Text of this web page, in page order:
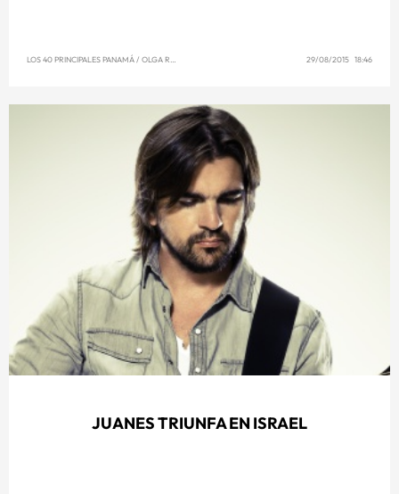
LOS 40 PRINCIPALES PANAMÁ/ OLGA REYNA 29/08/2015 18:46
JUANES TRIUNFA EN ISRAEL